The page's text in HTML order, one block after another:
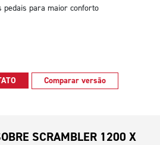
pedais para maior conforto
Comparar versão
SCRAMBLER 1200 X